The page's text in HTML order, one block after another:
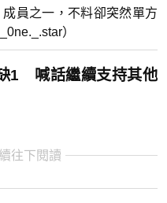
員之一，不料卻突然單方
）
1 喊話繼續支持其他
往下閱讀